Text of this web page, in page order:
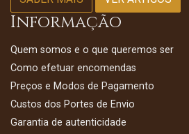
Informação
Quem somos e o que queremos ser
Como efetuar encomendas
Preços e Modos de Pagamento
Custos dos Portes de Envio
Garantia de autenticidade